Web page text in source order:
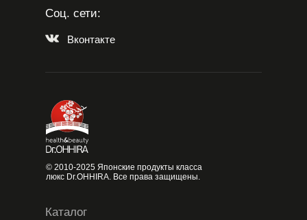
Каталог
© 2010-2025 Японские продукты класса
люкс Dr.OHHIRA. Все права защищены.
Соц. сети:
Вконтакте